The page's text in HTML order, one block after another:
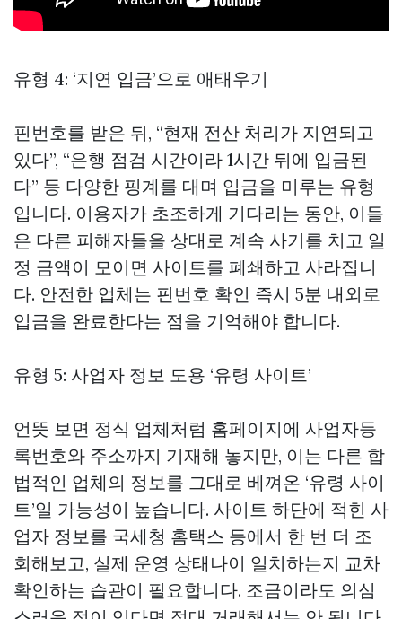
유형 4: ‘지연 입금’으로 애태우기
핀번호를 받은 뒤, “현재 전산 처리가 지연되고
있다”, “은행 점검 시간이라 1시간 뒤에 입금된
다” 등 다양한 핑계를 대며 입금을 미루는 유형
입니다. 이용자가 초조하게 기다리는 동안, 이들
은 다른 피해자들을 상대로 계속 사기를 치고 일
정 금액이 모이면 사이트를 폐쇄하고 사라집니
다. 안전한 업체는 핀번호 확인 즉시 5분 내외로
입금을 완료한다는 점을 기억해야 합니다.
유형 5: 사업자 정보 도용 ‘유령 사이트’
언뜻 보면 정식 업체처럼 홈페이지에 사업자등
록번호와 주소까지 기재해 놓지만, 이는 다른 합
법적인 업체의 정보를 그대로 베껴온 ‘유령 사이
트’일 가능성이 높습니다. 사이트 하단에 적힌 사
업자 정보를 국세청 홈택스 등에서 한 번 더 조
회해보고, 실제 운영 상태나이 일치하는지 교차
확인하는 습관이 필요합니다. 조금이라도 의심